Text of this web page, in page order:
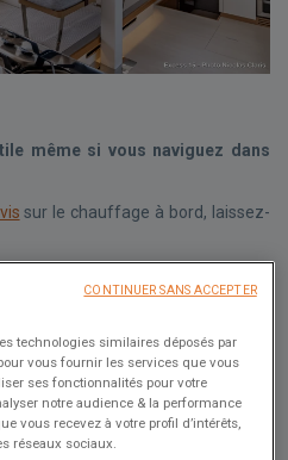
même si vous naviguez dans
sur le chauffage à bord, laissez-
aussi étendre ses zones de
Des bienfaits qui méritent
de chauffages tendent vers
technologies similaires déposés par
vous fournir les services que vous
ses fonctionnalités pour votre
notre audience & la performance
vous recevez à votre profil d’intérêts,
réseaux sociaux.
CONTINUER SANS ACCEPTER